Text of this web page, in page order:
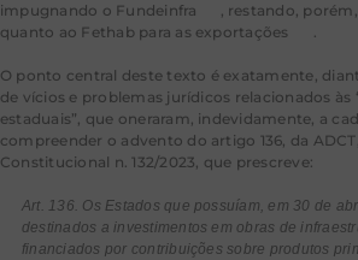
impugnando o Fundeinfra
, restando,
quanto ao Fethab para as exportações
.
O ponto central deste texto é exatamente,
de vícios e problemas jurídicos relacionados às
estaduais”, que oneraram, indevidamente, a
compreender o advento do artigo 136, da
Constitucional n. 132/2023, que prescreve:
Art. 136. Os Estados que possuíam, em 30 de
destinados a investimentos em obras de
financiados por contribuições sobre produtos